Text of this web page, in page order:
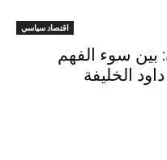
اقتصاد سياسي
بين سوء الفهم
الخليفة